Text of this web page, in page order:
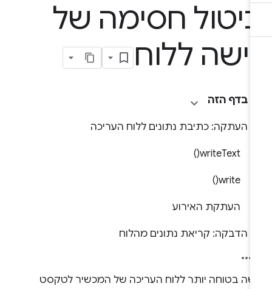
חסימה של
ללוח
בדף הזה
העתקה: כתיבת נתונים ללוח העריכה
writeText()
write()
העתקת האירוע
הדבקה: קריאת נתונים מהלוח
בטוחה יותר ללוח העריכה של המכשיר לטקסט